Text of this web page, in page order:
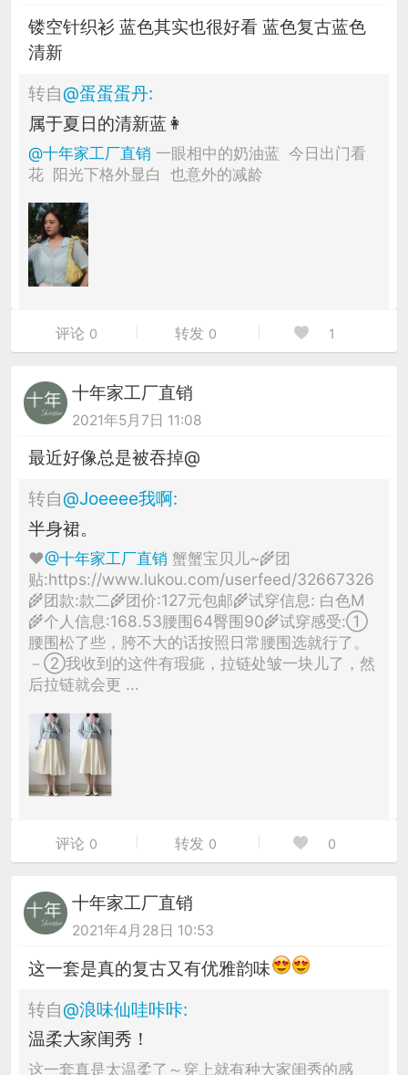
镂空针织衫 蓝色其实也很好看 蓝色复古蓝色
清新
转自@蛋蛋蛋丹:
属于夏日的清新蓝👩
@十年家工厂直销 一眼相中的奶油蓝 今日出门看
花 阳光下格外显白 也意外的减龄
评论 0 转发 0 1
十年家工厂直销
2021年5月7日 11:08
最近好像总是被吞掉@
转自@Joeeee我啊:
半身裙。
♥@十年家工厂直销 蟹蟹宝贝儿~🌾团
贴:https://www.lukou.com/userfeed/32667326
🌾团款:款二🌾团价:127元包邮🌾试穿信息: 白色M
🌾个人信息:168.53腰围64臀围90🌾试穿感受:①
腰围松了些，胯不大的话按照日常腰围选就行了。
－②我收到的这件有瑕疵，拉链处皱一块儿了，然
后拉链就会更 ...
评论 0 转发 0 0
十年家工厂直销
2021年4月28日 10:53
这一套是真的复古又有优雅韵味
转自@浪味仙哇咔咔:
温柔大家闺秀！
这一套真是太温柔了～穿上就有种大家闺秀的感